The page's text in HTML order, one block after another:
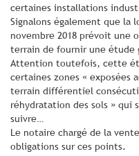
certaines installations
Signalons également que la
novembre 2018 prévoit une
terrain de fournir une étude
Attention toutefois, cette
certaines zones « exposées
terrain différentiel
réhydratation des sols » qui
suivre…
Le notaire chargé de la
obligations sur ces points.